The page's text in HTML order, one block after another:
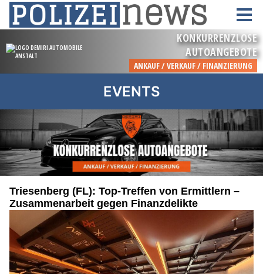
EVENTS
Triesenberg (FL): Top-Treffen von Ermittlern –
Zusammenarbeit gegen Finanzdelikte